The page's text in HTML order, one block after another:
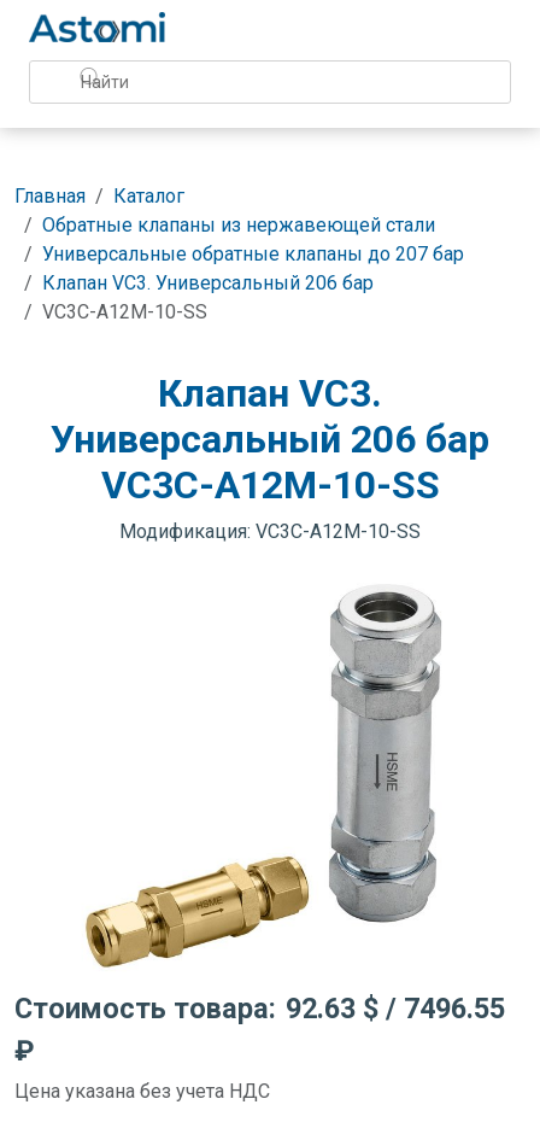
Главная
Каталог
Обратные клапаны из нержавеющей стали
Универсальные обратные клапаны до 207 бар
Клапан VC3. Универсальный 206 бар
VC3C-A12M-10-SS
Клапан VC3.
Универсальный 206 бар
VC3C-A12M-10-SS
Модификация: VC3C-A12M-10-SS
Стоимость товара: 92.63 $ / 7496.55
₽
Цена указана без учета НДС